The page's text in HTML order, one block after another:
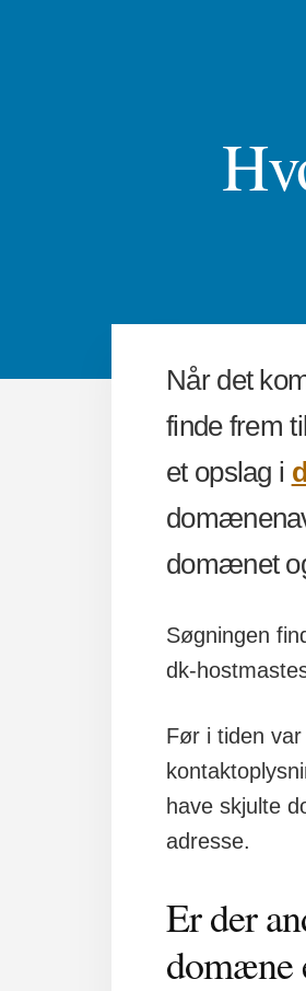
Når det
finde frem
et opslag i
domænet
Søgningen
dk-
Før i tiden
have skjulte
adresse.
Er der
domæne